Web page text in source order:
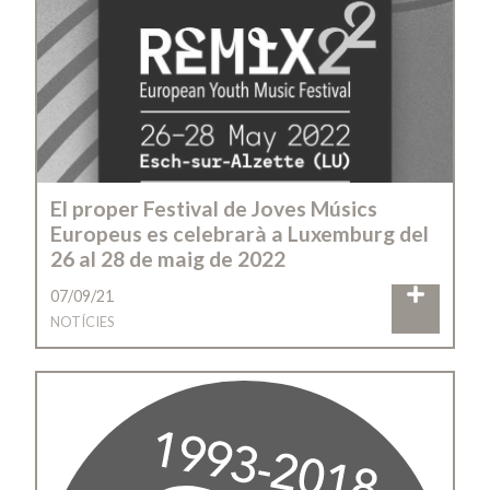
El proper Festival de Joves Músics
Europeus es celebrarà a Luxemburg del
26 al 28 de maig de 2022
07/09/21
NOTÍCIES